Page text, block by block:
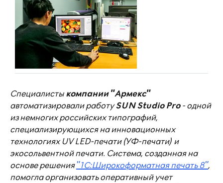
Специалисты компании "Армекс"
автоматизировали работуSUN Studio Pro- одной
из немногих российских типографий,
специализирующихся на инновационных
технологиях UV LED-печати (УФ-печати) и
экосольвентной печати. Система, созданная на
основе решения "1С:Широкоформатная печать 8",
помогла организовать оперативный учет